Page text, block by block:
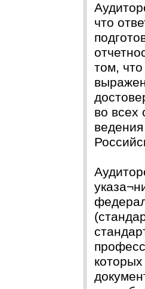
что
том,
во всех
ведения